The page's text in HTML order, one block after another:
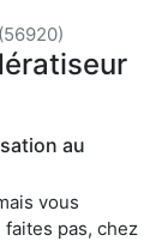
au
vous
pas, chez